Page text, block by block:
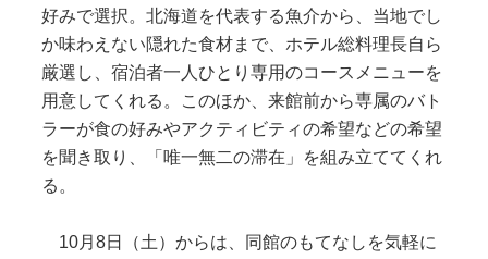
好みで選択。北海道を代表する魚介から、当地でし
か味わえない隠れた食材まで、ホテル総料理長自ら
厳選し、宿泊者一人ひとり専用のコースメニューを
用意してくれる。このほか、来館前から専属のバト
ラーが食の好みやアクティビティの希望などの希望
を聞き取り、「唯一無二の滞在」を組み立ててくれ
る。
10月8日（土）からは、同館のもてなしを気軽に